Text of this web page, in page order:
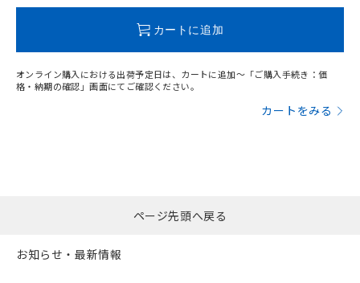
カートに追加
オンライン購入における出荷予定日は、カートに追加～「ご購入手続き：価
格・納期の確認」画面にてご確認ください。
カートをみる
ページ先頭へ戻る
お知らせ・最新情報